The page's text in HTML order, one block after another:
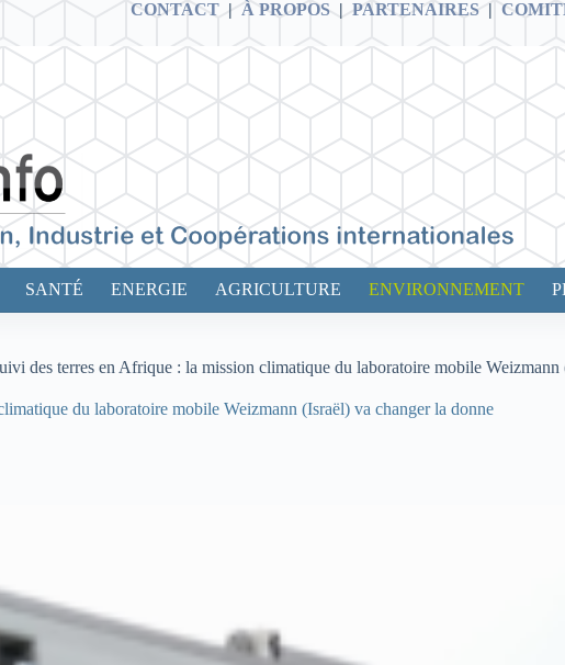
CONTACT | À PROPOS |PARTENAIRES |
SANTÉ ENERGIE AGRICULTURE ENVIRONNEMENT
des terres en Afrique : la mission climatique du laboratoire mobile
du laboratoire mobile Weizmann (Israël) va changer la donne